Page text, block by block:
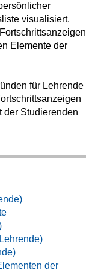
visualisiert.
Elemente der
für Lehrende
der Studierenden
der